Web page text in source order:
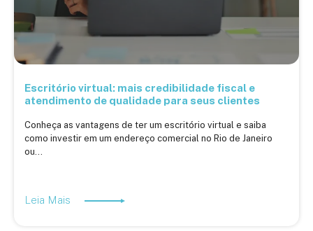
Escritório virtual: mais credibilidade fiscal e
atendimento de qualidade para seus clientes
Conheça as vantagens de ter um escritório virtual e saiba
como investir em um endereço comercial no Rio de Janeiro
ou...
Leia Mais